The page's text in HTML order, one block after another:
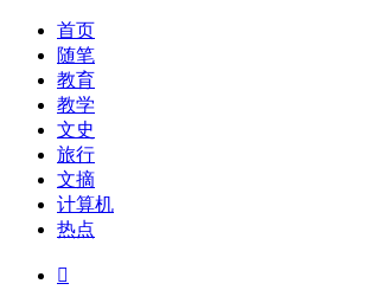
首页
随笔
教育
教学
文史
旅行
文摘
计算机
热点
